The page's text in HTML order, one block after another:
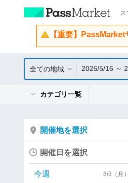
ス
【重要】
全ての地域 2026/5/16 ～
カテゴリ一覧
開催地を選択
開催日を選択
今週 8/3（月